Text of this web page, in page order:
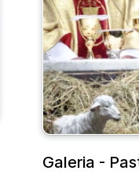
Galeria -